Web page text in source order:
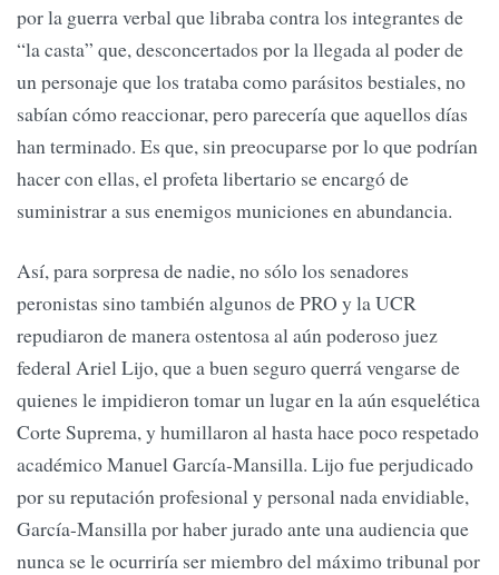
por la guerra verbal que libraba contra los integrantes de
“la casta” que, desconcertados por la llegada al poder de
un personaje que los trataba como parásitos bestiales, no
sabían cómo reaccionar, pero parecería que aquellos días
han terminado. Es que, sin preocuparse por lo que podrían
hacer con ellas, el profeta libertario se encargó de
suministrar a sus enemigos municiones en abundancia.
Así, para sorpresa de nadie, no sólo los senadores
peronistas sino también algunos de PRO y la UCR
repudiaron de manera ostentosa al aún poderoso juez
federal Ariel Lijo, que a buen seguro querrá vengarse de
quienes le impidieron tomar un lugar en la aún esquelética
Corte Suprema, y humillaron al hasta hace poco respetado
académico Manuel García-Mansilla. Lijo fue perjudicado
por su reputación profesional y personal nada envidiable,
García-Mansilla por haber jurado ante una audiencia que
nunca se le ocurriría ser miembro del máximo tribunal por